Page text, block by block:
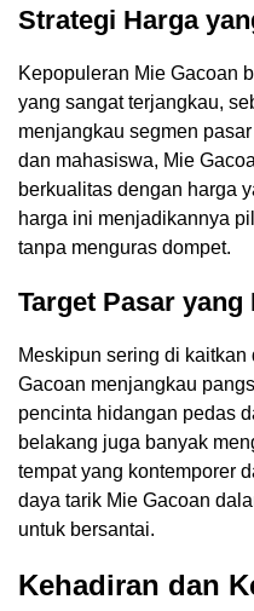
Strategi Harga
Kepopuleran Mie Gacoan
yang sangat terjangkau,
menjangkau segmen
dan mahasiswa, Mie
berkualitas dengan harga
harga ini menjadikannya
tanpa menguras dompet.
Target Pasar yang
Meskipun sering di
Gacoan menjangkau
pencinta hidangan pedas
belakang juga banyak
tempat yang kontemporer
daya tarik Mie Gacoan
untuk bersantai.
Kehadiran dan